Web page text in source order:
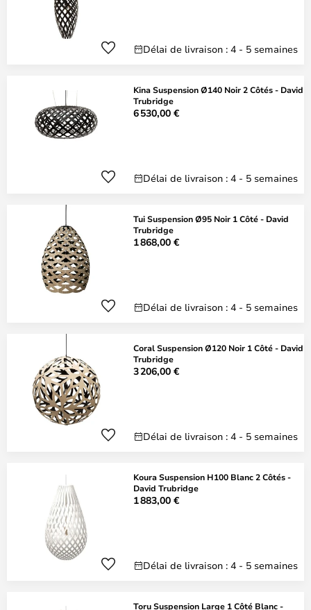
Délai de livraison : 4 - 5 semaines
Kina Suspension Ø140 Noir 2 Côtés - David
Trubridge
6 530,00 €
Délai de livraison : 4 - 5 semaines
Tui Suspension Ø95 Noir 1 Côté - David
Trubridge
1 868,00 €
Délai de livraison : 4 - 5 semaines
Coral Suspension Ø120 Noir 1 Côté - David
Trubridge
3 206,00 €
Délai de livraison : 4 - 5 semaines
Koura Suspension H100 Blanc 2 Côtés -
David Trubridge
1 883,00 €
Délai de livraison : 4 - 5 semaines
Toru Suspension Large 1 Côté Blanc -